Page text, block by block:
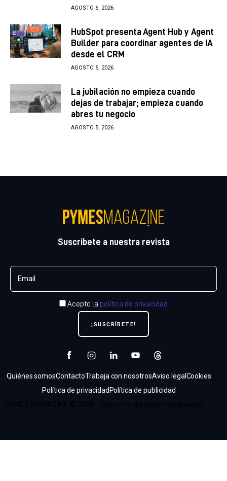
AGOSTO 6, 2026
HubSpot presenta Agent Hub y Agent
Builder para coordinar agentes de IA
desde el CRM
AGOSTO 5, 2026
La jubilación no empieza cuando
dejas de trabajar; empieza cuando
abres tu negocio
AGOSTO 5, 2026
Suscríbete a nuestra revista
Acepto la política de privacidad
Quiénes somosContactoTrabaja con nosotrosAviso legalCookies
Política de privacidad Política de publicidad